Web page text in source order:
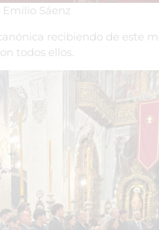
Emilio Sáenz
recibiendo de este
todos ellos.